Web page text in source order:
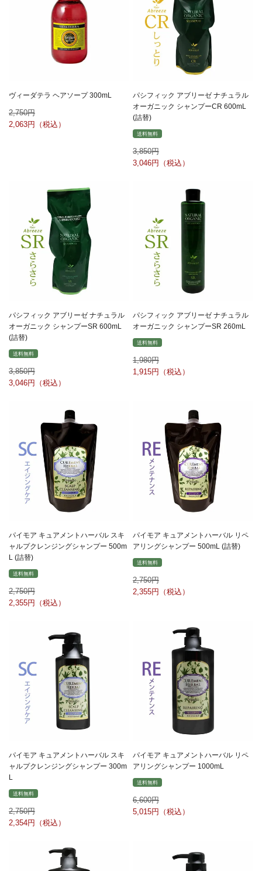
ヴィーダテラ ヘアソープ 300mL
2,750
2,063
パシフィック アブリーゼ ナチュラル
オーガニック シャンプーCR 600mL
(詰替)
送料無料
3,850
3,046
パシフィック アブリーゼ ナチュラル
オーガニック シャンプーSR 600mL
(詰替)
送料無料
3,850
3,046
パシフィック アブリーゼ ナチュラル
オーガニック シャンプーSR 260mL
送料無料
1,980
1,915
パイモア キュアメントハーバル スキ
ャルプクレンジングシャンプー 500m
L (詰替)
送料無料
2,750
2,355
パイモア キュアメントハーバル リペ
アリングシャンプー 500mL (詰替)
送料無料
2,750
2,355
パイモア キュアメントハーバル スキ
ャルプクレンジングシャンプー 300m
L
送料無料
2,750
2,354
パイモア キュアメントハーバル リペ
アリングシャンプー 1000mL
送料無料
6,600
5,015